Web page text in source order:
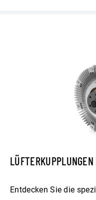
LÜFTERKUPPLUNGEN
Entdecken Sie die